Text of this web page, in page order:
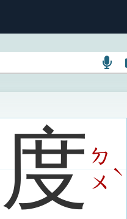
語
搜
圖
度ㄉ
ㄨ
ˋ